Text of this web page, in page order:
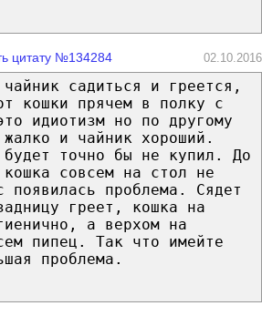
цитату №134284 02.10.2016
садиться и греется,
кошки прячем в полку с
идиотизм но по другому
и чайник хороший.
точно бы не купил. До
кошка совсем на стол не
появилась проблема. Сядет
греет, кошка на
а верхом на
пипец. Так что имейте
проблема.